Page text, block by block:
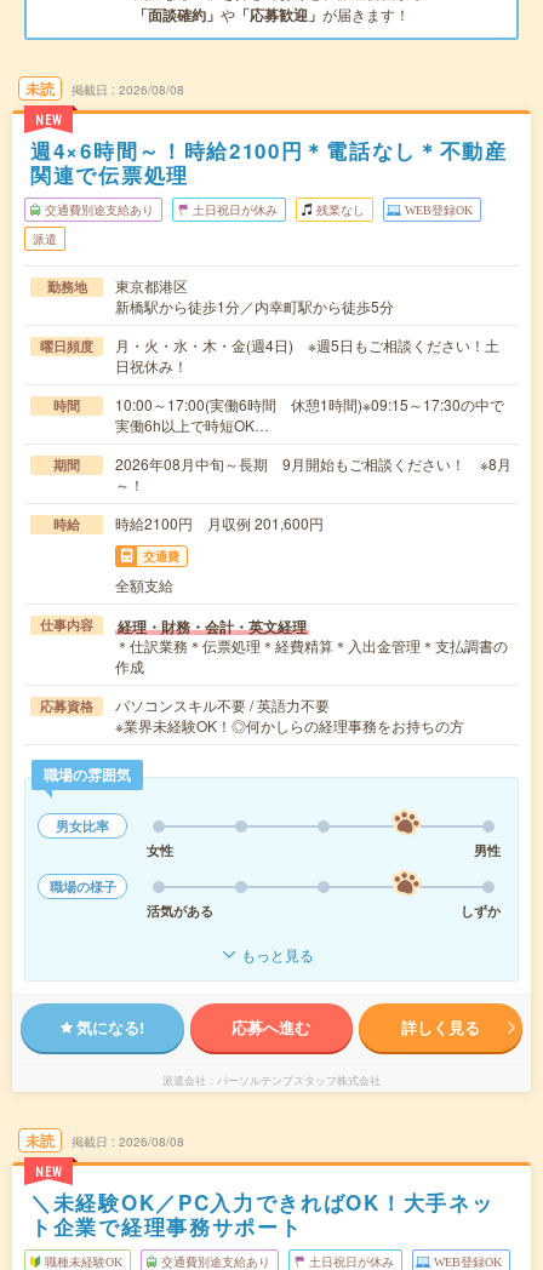
「面談確約」 や 「応募歓迎」 が届きます！
未読
NEW
掲載日 2026/08/08
週4×6時間～！時給2100円＊電話なし＊不動産
関連で伝票処理
交通費別途支給あり 土日祝日が休み 残業なし WEB登録OK
派遣
勤務地
東京都港区
新橋駅から徒歩1分／内幸町駅から徒歩5分
曜日頻度
月・火・水・木・金(週4日) ※週5日もご相談ください！土
日祝休み！
時間
10:00～17:00(実働6時間 休憩1時間)※09:15～17:30の中で
実働6h以上で時短OK…
期間
2026年08月中旬～長期 9月開始もご相談ください！ ※8月
～！
時給 時給2100円 月収例 201,600円
交通費
全額支給
仕事内容 経理・財務・会計・英文経理
＊仕訳業務＊伝票処理＊経費精算＊入出金管理＊支払調書の
作成
応募資格
パソコンスキル不要 / 英語力不要
※業界未経験OK！◎何かしらの経理事務をお持ちの方
職場の雰囲気
男女比率
女性
男性
職場の様子
活気がある
しずか
もっと見る
気になる! 応募へ進む 詳しく見る
派遣会社 パーソルテンプスタッフ株式会社
未読
NEW
掲載日 2026/08/08
＼未経験OK／PC入力できればOK！大手ネッ
ト企業で経理事務サポート
職種未経験OK 交通費別途支給あり 土日祝日が休み WEB登録OK